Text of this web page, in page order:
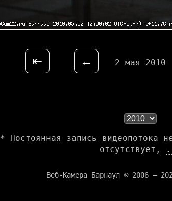
⇤ ← 2 мая 2010
* Постоянная запись видеопотока
отсутствует,
Веб-Камера Барнаул © 2006 —